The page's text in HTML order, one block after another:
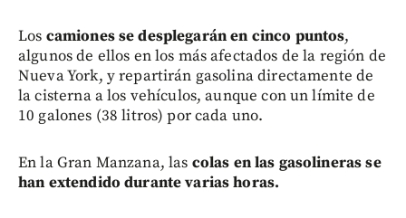
Los camiones se desplegarán en cinco puntos,
algunos de ellos en los más afectados de la región de
Nueva York, y repartirán gasolina directamente de
la cisterna a los vehículos, aunque con un límite de
10 galones (38 litros) por cada uno.
En la Gran Manzana, las colas en las gasolineras se
han extendido durante varias horas.